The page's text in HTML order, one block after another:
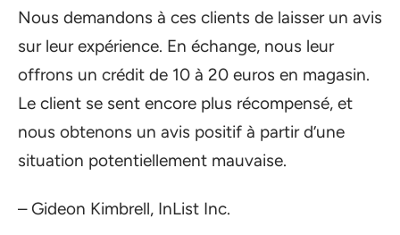
Nous demandons à ces clients de laisser un avis
sur leur expérience. En échange, nous leur
offrons un crédit de 10 à 20 euros en magasin.
Le client se sent encore plus récompensé, et
nous obtenons un avis positif à partir d’une
situation potentiellement mauvaise.
– Gideon Kimbrell, InList Inc.